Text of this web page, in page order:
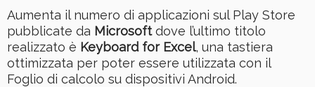
Aumenta il numero di applicazioni sul Play Store
pubblicate da Microsoftdove l’ultimo titolo
realizzato è Keyboard for Excel, una tastiera
ottimizzata per poter essere utilizzata con il
Foglio di calcolo su dispositivi Android.